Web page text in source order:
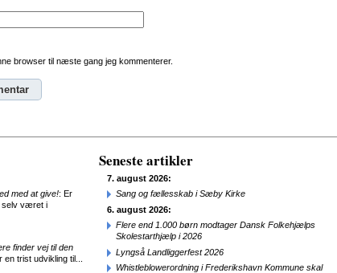
browser til næste gang jeg kommenterer.
med at give!: Er
selv været i
finder vej til den
trist udvikling til...
Seneste artikler
7. august 2026:
Sang og fællesskab i Sæby Kirke
6. august 2026:
Flere end 1.000 børn modtager Dansk Folkehjælps
Skolestarthjælp i 2026
Lyngså Landliggerfest 2026
Whistleblowerordning i Frederikshavn Kommune skal